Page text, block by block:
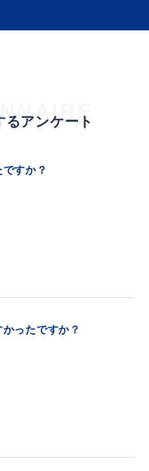
支援・助成制度
敬老福祉乗車券
るアンケート
すか？
ったですか？